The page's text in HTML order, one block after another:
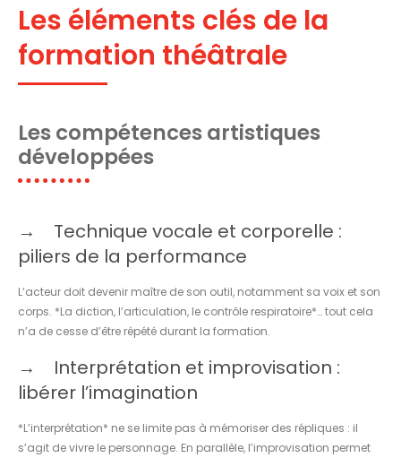
Les éléments clés de la
formation théâtrale
Les compétences artistiques
développées
Technique vocale et corporelle :
piliers de la performance
L’acteur doit devenir maître de son outil, notamment sa voix et son
corps. *La diction, l’articulation, le contrôle respiratoire*… tout cela
n’a de cesse d’être répété durant la formation.
Interprétation et improvisation :
libérer l’imagination
*L’interprétation* ne se limite pas à mémoriser des répliques : il
s’agit de vivre le personnage. En parallèle, l’improvisation permet